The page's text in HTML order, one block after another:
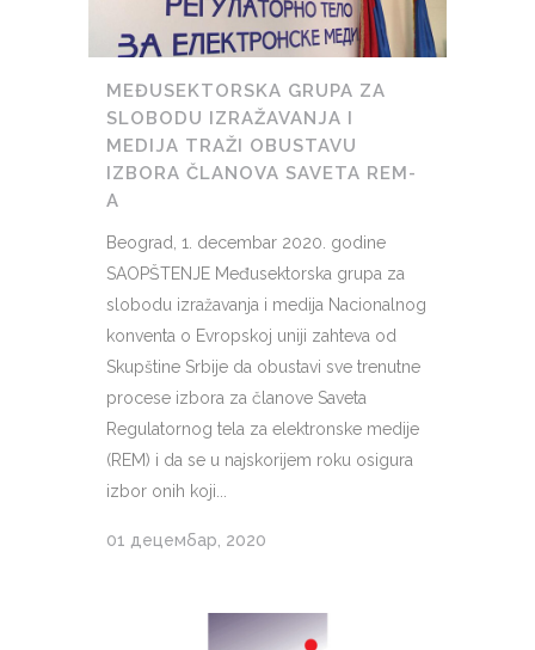
MEĐUSEKTORSKA GRUPA ZA
SLOBODU IZRAŽAVANJA I
MEDIJA TRAŽI OBUSTAVU
IZBORA ČLANOVA SAVETA REM-
A
Beograd, 1. decembar 2020. godine
SAOPŠTENJE Međusektorska grupa za
slobodu izražavanja i medija Nacionalnog
konventa o Evropskoj uniji zahteva od
Skupštine Srbije da obustavi sve trenutne
procese izbora za članove Saveta
Regulatornog tela za elektronske medije
(REM) i da se u najskorijem roku osigura
izbor onih koji...
01 децембар, 2020